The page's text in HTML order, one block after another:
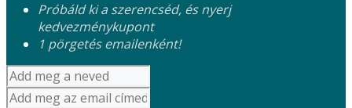
Próbáld ki a szerencséd, és nyerj
kedvezménykupont
1 pörgetés emailenként!